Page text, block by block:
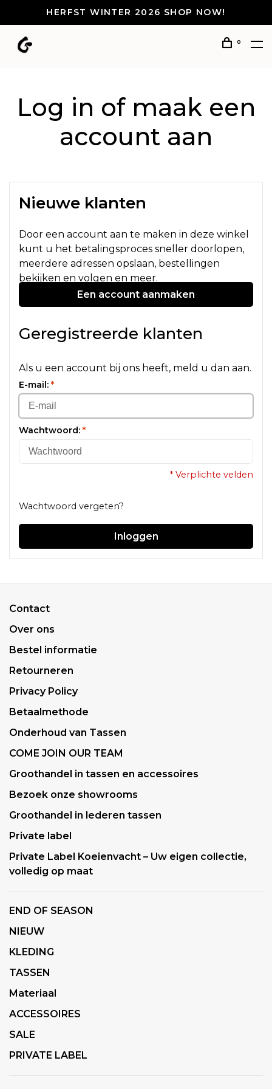
HERFST WINTER 2026 SHOP NOW!
0
Log in of maak een
account aan
Nieuwe klanten
Door een account aan te maken in deze winkel
kunt u het betalingsproces sneller doorlopen,
meerdere adressen opslaan, bestellingen
bekijken en volgen en meer.
Een account aanmaken
Geregistreerde klanten
Als u een account bij ons heeft, meld u dan aan.
E-mail: *
Wachtwoord: *
* Verplichte velden
Wachtwoord vergeten?
Inloggen
Contact
Over ons
Bestel informatie
Retourneren
Privacy Policy
Betaalmethode
Onderhoud van Tassen
COME JOIN OUR TEAM
Groothandel in tassen en accessoires
Bezoek onze showrooms
Groothandel in lederen tassen
Private label
Private Label Koeienvacht – Uw eigen collectie,
volledig op maat
END OF SEASON
NIEUW
KLEDING
TASSEN
Materiaal
ACCESSOIRES
SALE
PRIVATE LABEL